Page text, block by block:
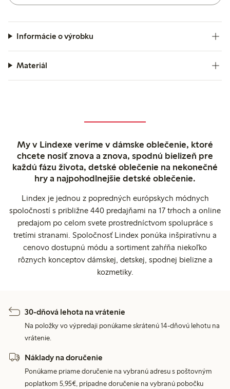
Informácie o výrobku
Materiál
My v Lindexe veríme v dámske oblečenie, ktoré
chcete nosiť znova a znova, spodnú bielizeň pre
každú fázu života, detské oblečenie na nekonečné
hry a najpohodlnejšie detské oblečenie.
Lindex je jednou z popredných európskych módnych
spoločností s približne 440 predajňami na 17 trhoch a online
predajom po celom svete prostredníctvom spolupráce s
tretími stranami. Spoločnosť Lindex ponúka inšpiratívnu a
cenovo dostupnú módu a sortiment zahŕňa niekoľko
rôznych konceptov dámskej, detskej, spodnej bielizne a
kozmetiky.
30-dňová lehota na vrátenie
Na položky vo výpredaji ponúkame skrátenú 14-dňovú lehotu na
vrátenie.
Náklady na doručenie
Ponúkame priame doručenie na vybranú adresu s poštovným
poplatkom 5,95€, prípadne doručenie na vybranú pobočku